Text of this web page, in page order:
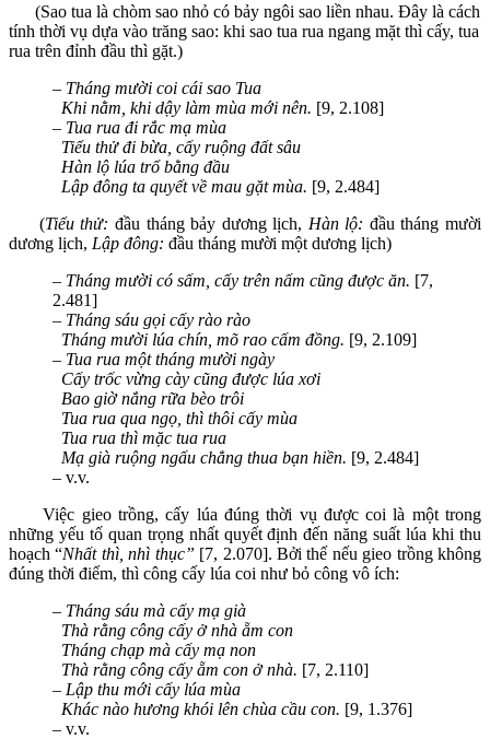
(Sao tua là chòm sao nhỏ có bảy ngôi sao liền nhau. Đây là cách
tính thời vụ dựa vào trăng sao: khi sao tua rua ngang mặt thì cấy, tua
rua trên đỉnh đầu thì gặt.)
– Tháng mười coi cái sao Tua
Khi nằm, khi dậy làm mùa mới nên. [9, 2.108]
– Tua rua đi rắc mạ mùa
Tiểu thử đi bừa, cấy ruộng đất sâu
Hàn lộ lúa trổ bằng đầu
Lập đông ta quyết về mau gặt mùa. [9, 2.484]
(Tiểu thử: đầu tháng bảy dương lịch, Hàn lộ: đầu tháng mười
dương lịch, Lập đông: đầu tháng mười một dương lịch)
– Tháng mười có sấm, cấy trên nấm cũng được ăn. [7,
2.481]
– Tháng sáu gọi cấy rào rào
Tháng mười lúa chín, mõ rao cấm đồng. [9, 2.109]
– Tua rua một tháng mười ngày
Cấy trốc vừng cày cũng được lúa xơi
Bao giờ nắng rữa bèo trôi
Tua rua qua ngọ, thì thôi cấy mùa
Tua rua thì mặc tua rua
Mạ già ruộng ngấu chẳng thua bạn hiền. [9, 2.484]
– v.v.
Việc gieo trồng, cấy lúa đúng thời vụ được coi là một trong
những yếu tố quan trọng nhất quyết định đến năng suất lúa khi thu
hoạch “Nhất thì, nhì thục” [7, 2.070]. Bởi thế nếu gieo trồng không
đúng thời điểm, thì công cấy lúa coi như bỏ công vô ích:
– Tháng sáu mà cấy mạ già
Thà rằng công cấy ở nhà ẵm con
Tháng chạp mà cấy mạ non
Thà rằng công cấy ẵm con ở nhà. [7, 2.110]
– Lập thu mới cấy lúa mùa
Khác nào hương khói lên chùa cầu con. [9, 1.376]
– v.v.